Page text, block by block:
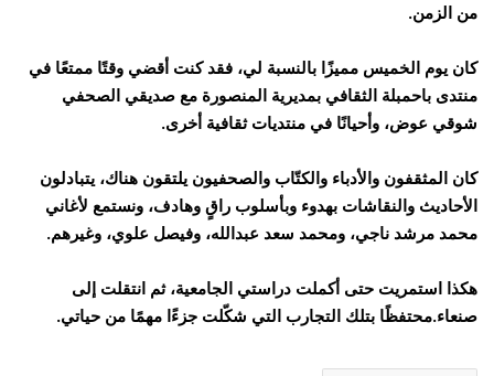
من الزمن.
كان يوم الخميس مميزًا بالنسبة لي، فقد كنت أقضي وقتًا ممتعًا في
منتدى باحمبلة الثقافي بمديرية المنصورة مع صديقي الصحفي
شوقي عوض، وأحيانًا في منتديات ثقافية أخرى.
كان المثقفون والأدباء والكتّاب والصحفيون يلتقون هناك، يتبادلون
الأحاديث والنقاشات بهدوء وبأسلوب راقٍ وهادف، ونستمع لأغاني
محمد مرشد ناجي، ومحمد سعد عبدالله، وفيصل علوي، وغيرهم.
هكذا استمريت حتى أكملت دراستي الجامعية، ثم انتقلت إلى
صنعاء.محتفظًا بتلك التجارب التي شكّلت جزءًا مهمًا من حياتي.